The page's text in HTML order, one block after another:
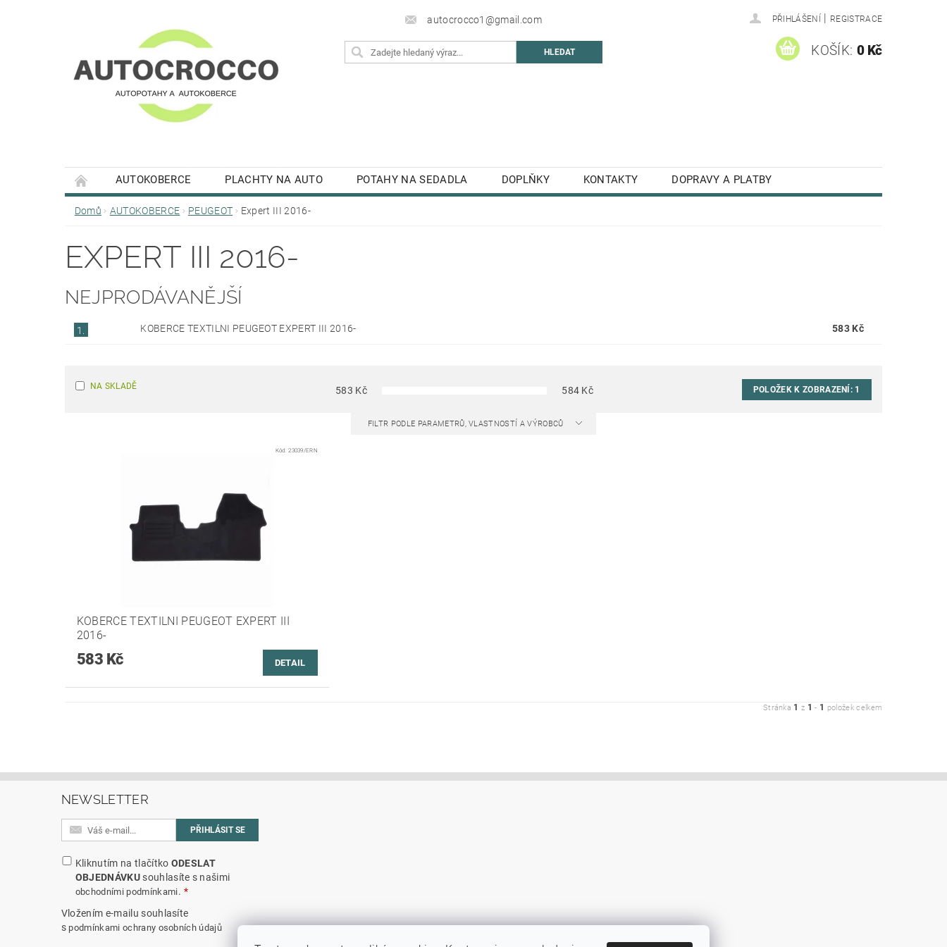
autocrocco1@gmail.com PŘIHLÁŠENÍ | REGISTRACE
KOŠÍK: 0 Kč
AUTOKOBERCE PLACHTY NA AUTO POTAHY NA SEDADLA DOPLŇKY KONTAKTY DOPRAVY A PLATBY
Domů AUTOKOBERCE PEUGEOT Expert III 2016-
EXPERT III 2016-
NEJPRODÁVANĚJŠÍ
1. KOBERCE TEXTILNI PEUGEOT EXPERT III 2016- 583 Kč
NA SKLADĚ 583 Kč 584 Kč POLOŽEK K ZOBRAZENÍ: 1
FILTR PODLE PARAMETRŮ, VLASTNOSTÍ A VÝROBCŮ
Kód:23039/ERN
KOBERCE TEXTILNI PEUGEOT EXPERT III
2016-
583 Kč DETAIL
Stránka 1 z 1 - 1 položek celkem
NEWSLETTER
Kliknutím na tlačítko ODESLAT
OBJEDNÁVKUsouhlasíte s našimi
obchodními podmínkami.
Vložením e-mailu souhlasíte
s podmínkami ochrany osobních údajů